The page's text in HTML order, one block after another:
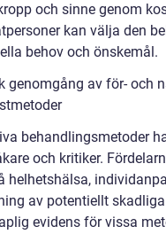
och sinne genom
kan välja den
behov och önskemål.
genomgång av för- och
behandlingsmetoder
och kritiker.
helhetshälsa,
av potentiellt
evidens för vissa